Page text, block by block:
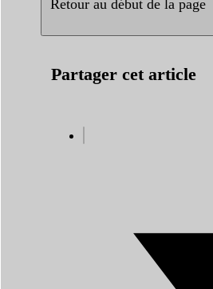
Retour au début de la page
Partager cet article